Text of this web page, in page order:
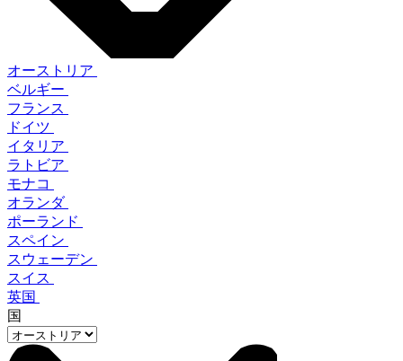
オーストリア
ベルギー
フランス
ドイツ
イタリア
ラトビア
モナコ
オランダ
ポーランド
スペイン
スウェーデン
スイス
英国
国